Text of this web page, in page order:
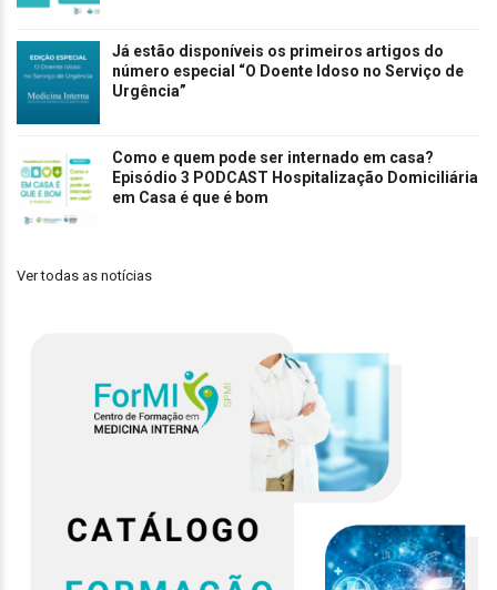
Já estão disponíveis os primeiros artigos do
número especial “O Doente Idoso no Serviço de
Urgência”
Como e quem pode ser internado em casa?
Episódio 3 PODCAST Hospitalização Domiciliária
em Casa é que é bom
Ver todas as notícias